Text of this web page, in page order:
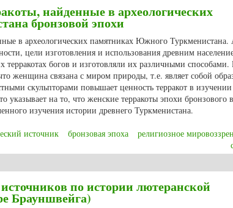
найденные в археологических
бронзовой эпохи
в археологических памятниках Южного
цели изготовления и использования древним
богов и изготовляли их различными
женщина связана с миром природы, т.е. являет собой
скульпторами повышает ценность терракот в изучении
указывает на то, что женские терракоты эпохи бронзового
изучения истории древнего Туркменистана.
источник бронзовая эпоха религиозное
по истории лютеранской
Брауншвейга)